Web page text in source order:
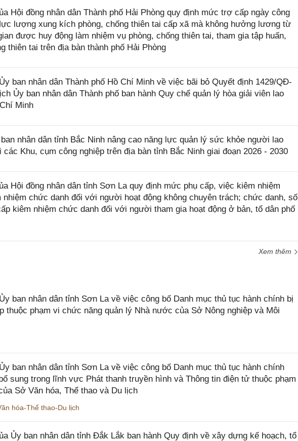
Hội đồng nhân dân Thành phố Hải Phòng quy định mức trợ cấp ngày công
lượng xung kích phòng, chống thiên tai cấp xã mà không hưởng lương từ
được huy động làm nhiệm vụ phòng, chống thiên tai, tham gia tập huấn,
thiên tai trên địa bàn thành phố Hải Phòng
ban nhân dân Thành phố Hồ Chí Minh về việc bãi bỏ Quyết định 1429/QĐ-
Ủy ban nhân dân Thành phố ban hành Quy chế quản lý hòa giải viên lao
Minh
nhân dân tỉnh Bắc Ninh nâng cao năng lực quản lý sức khỏe người lao
Khu, cụm công nghiệp trên địa bàn tỉnh Bắc Ninh giai đoạn 2026 - 2030
Hội đồng nhân dân tỉnh Sơn La quy định mức phụ cấp, việc kiêm nhiệm
chức danh đối với người hoạt động không chuyên trách; chức danh, số
kiêm nhiệm chức danh đối với người tham gia hoạt động ở bản, tổ dân phố
Xem thêm
ban nhân dân tỉnh Sơn La về việc công bố Danh mục thủ tục hành chính bị
thuộc phạm vi chức năng quản lý Nhà nước của Sở Nông nghiệp và Môi
ban nhân dân tỉnh Sơn La về việc công bố Danh mục thủ tục hành chính
sung trong lĩnh vực Phát thanh truyền hình và Thông tin điện tử thuộc phạm
Sở Văn hóa, Thể thao và Du lịch
hóa-Thể thao-Du lịch
Ủy ban nhân dân tỉnh Đắk Lắk ban hành Quy định về xây dựng kế hoạch, tổ